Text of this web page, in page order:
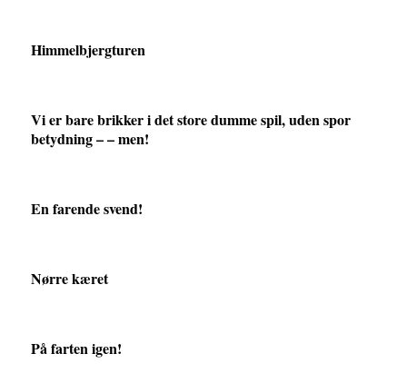
Himmelbjergturen
Vi er bare brikker i det store dumme spil, uden spor
betydning – – men!
En farende svend!
Nørre kæret
På farten igen!